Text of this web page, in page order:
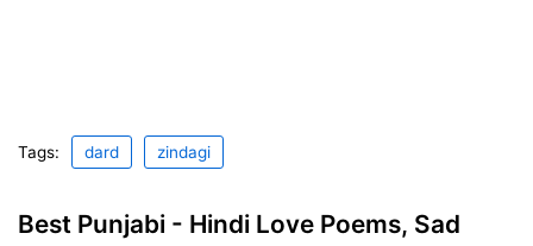
Tags: dard zindagi
Best Punjabi - Hindi Love Poems, Sad